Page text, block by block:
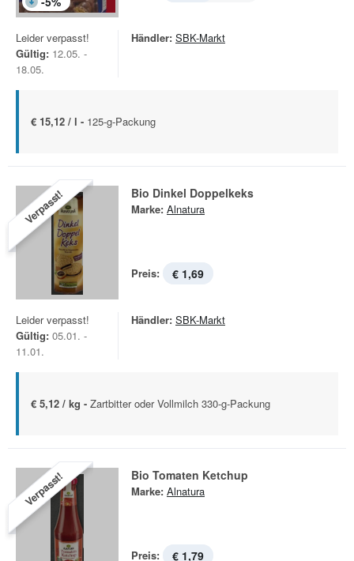
Leider verpasst!
Gültig: 12.05. -
18.05.
Händler: SBK-Markt
€ 15,12 / l - 125-g-Packung
Verpasst! Bio Dinkel Doppelkeks
Marke: Alnatura
Preis: € 1,69
Leider verpasst!
Gültig: 05.01. -
11.01.
Händler: SBK-Markt
€ 5,12 / kg - Zartbitter oder Vollmilch 330-g-Packung
Verpasst! Bio Tomaten Ketchup
Marke: Alnatura
Preis: € 1,79